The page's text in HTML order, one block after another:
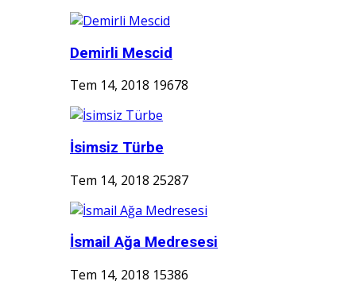
Demirli Mescid
Tem 14, 2018 19678
İsimsiz Türbe
Tem 14, 2018 25287
İsmail Ağa Medresesi
Tem 14, 2018 15386